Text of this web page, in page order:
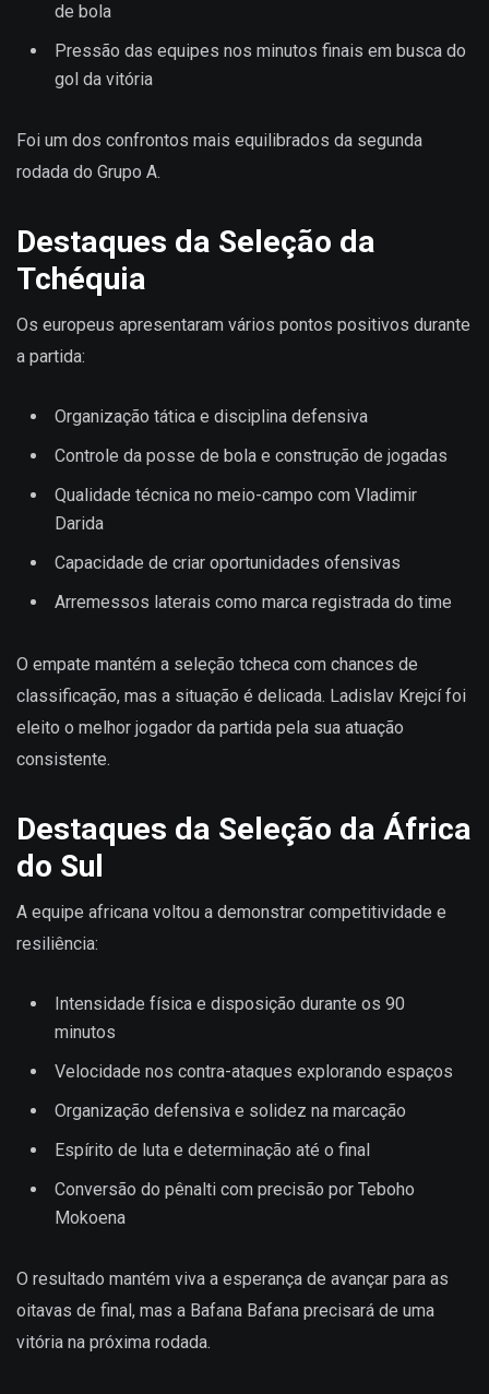
de bola
Pressão das equipes nos minutos finais em busca do
gol da vitória
Foi um dos confrontos mais equilibrados da segunda
rodada do Grupo A.
Destaques da Seleção da
Tchéquia
Os europeus apresentaram vários pontos positivos durante
a partida:
Organização tática e disciplina defensiva
Controle da posse de bola e construção de jogadas
Qualidade técnica no meio-campo com Vladimir
Darida
Capacidade de criar oportunidades ofensivas
Arremessos laterais como marca registrada do time
O empate mantém a seleção tcheca com chances de
classificação, mas a situação é delicada. Ladislav Krejcí foi
eleito o melhor jogador da partida pela sua atuação
consistente.
Destaques da Seleção da África
do Sul
A equipe africana voltou a demonstrar competitividade e
resiliência:
Intensidade física e disposição durante os 90
minutos
Velocidade nos contra-ataques explorando espaços
Organização defensiva e solidez na marcação
Espírito de luta e determinação até o final
Conversão do pênalti com precisão por Teboho
Mokoena
O resultado mantém viva a esperança de avançar para as
oitavas de final, mas a Bafana Bafana precisará de uma
vitória na próxima rodada.